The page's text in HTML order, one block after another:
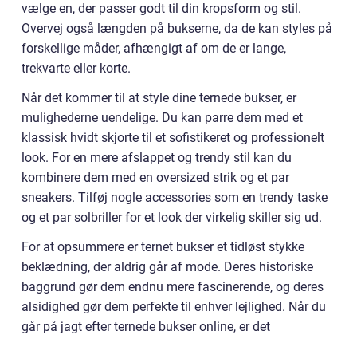
vælge en, der passer godt til din kropsform og stil.
Overvej også længden på bukserne, da de kan styles på
forskellige måder, afhængigt af om de er lange,
trekvarte eller korte.
Når det kommer til at style dine ternede bukser, er
mulighederne uendelige. Du kan parre dem med et
klassisk hvidt skjorte til et sofistikeret og professionelt
look. For en mere afslappet og trendy stil kan du
kombinere dem med en oversized strik og et par
sneakers. Tilføj nogle accessories som en trendy taske
og et par solbriller for et look der virkelig skiller sig ud.
For at opsummere er ternet bukser et tidløst stykke
beklædning, der aldrig går af mode. Deres historiske
baggrund gør dem endnu mere fascinerende, og deres
alsidighed gør dem perfekte til enhver lejlighed. Når du
går på jagt efter ternede bukser online, er det